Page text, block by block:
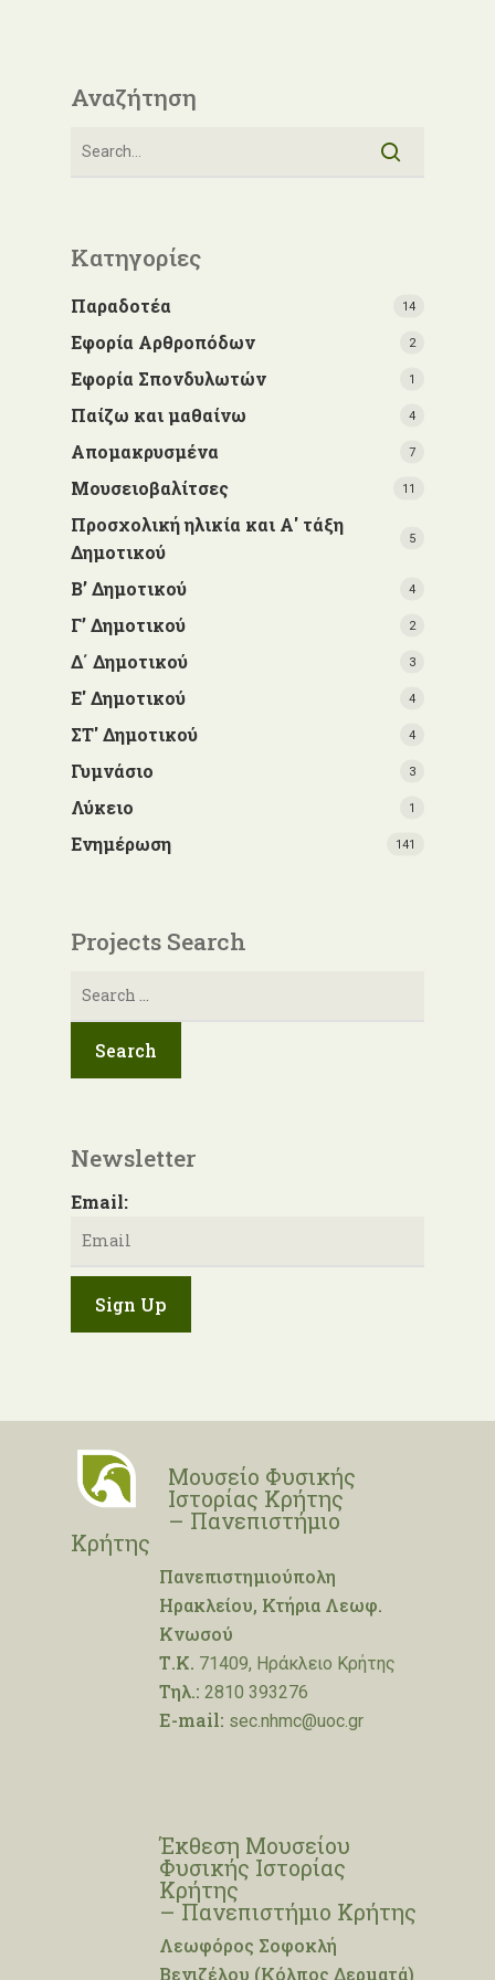
Αναζήτηση
Κατηγορίες
Παραδοτέα 14
Εφορία Αρθροπόδων 2
Εφορία Σπονδυλωτών 1
Παίζω και μαθαίνω 4
Απομακρυσμένα 7
Μουσειοβαλίτσες 11
Προσχολική ηλικία και Α' τάξη
Δημοτικού
5
Β’ Δημοτικού 4
Γ’ Δημοτικού 2
Δ΄ Δημοτικού 3
Ε' Δημοτικού 4
ΣΤ' Δημοτικού 4
Γυμνάσιο 3
Λύκειο 1
Ενημέρωση 141
Projects Search
Αναζήτηση
Newsletter
Email:
Μουσείο Φυσικής
Ιστορίας Κρήτης
– Πανεπιστήμιο
Κρήτης
Πανεπιστημιούπολη
Ηρακλείου, Κτήρια Λεωφ.
Κνωσού
Τ.Κ. 71409, Ηράκλειο Κρήτης
Τηλ.: 2810 393276
E-mail: sec.nhmc@uoc.gr
Έκθεση Μουσείου
Φυσικής Ιστορίας
Κρήτης
– Πανεπιστήμιο Κρήτης
Λεωφόρος Σοφοκλή
Βενιζέλου (Κόλπος Δερματά)